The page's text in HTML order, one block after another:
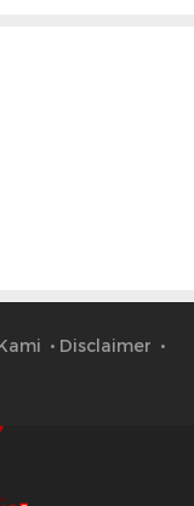
Disclaimer